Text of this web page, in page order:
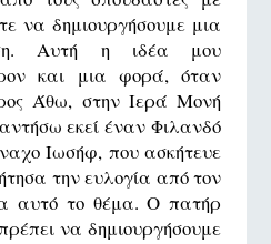
να δημιουργήσουμε μια
Αυτή η ιδέα μου
και μια φορά, όταν
Άθω, στην Ιερά Μονή
εκεί έναν Φιλανδό
Ιωσήφ, που ασκήτευε
την ευλογία από τον
αυτό το θέμα. Ο πατήρ
να δημιουργήσουμε